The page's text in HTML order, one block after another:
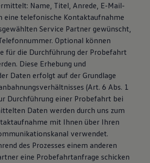
Name, Titel, Anrede, E-Mail-
eine telefonische Kontaktaufnahme
Service Partner gewünscht,
Optional können
für die Durchführung der Probefahrt
Diese Erhebung und
Daten erfolgt auf der Grundlage
(Art. 6 Abs. 1
Durchführung einer Probefahrt bei
Daten werden durch uns zum
mit Ihnen über Ihren
verwendet.
des Prozesses einem anderen
eine Probefahrtanfrage schicken